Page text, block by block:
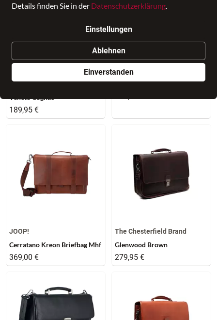
Details finden Sie in der Datenschutzerklärung.
Einstellungen
Ablehnen
Einverstanden
The Chesterfield Brand
Veneto Cognac
189,95 €
The Chesterfield Brand
Stuttgart Cognac
JOOP!
Cerratano Kreon Briefbag Mhf
369,00 €
The Chesterfield Brand
Glenwood Brown
279,95 €